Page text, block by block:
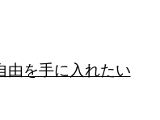
由を手に入れたい